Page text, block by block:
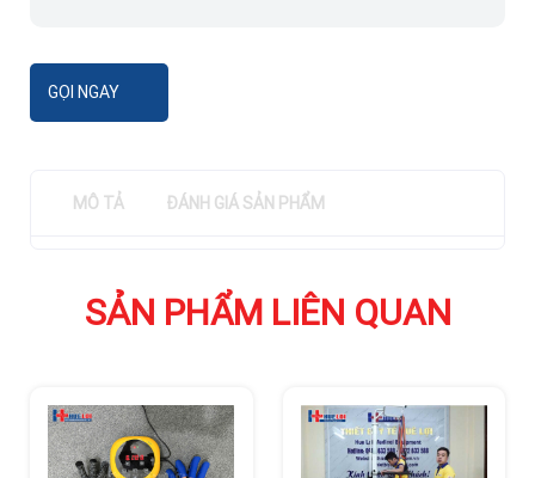
GỌI NGAY
MÔ TẢ ĐÁNH GIÁ SẢN PHẨM
SẢN PHẨM LIÊN QUAN